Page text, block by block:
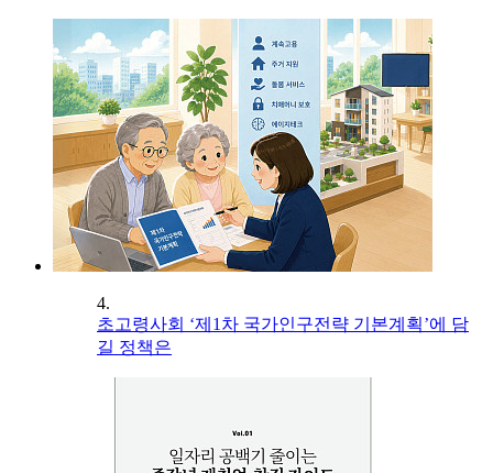
4.
초고령사회 ‘제1차 국가인구전략 기본계획’에 담
길 정책은